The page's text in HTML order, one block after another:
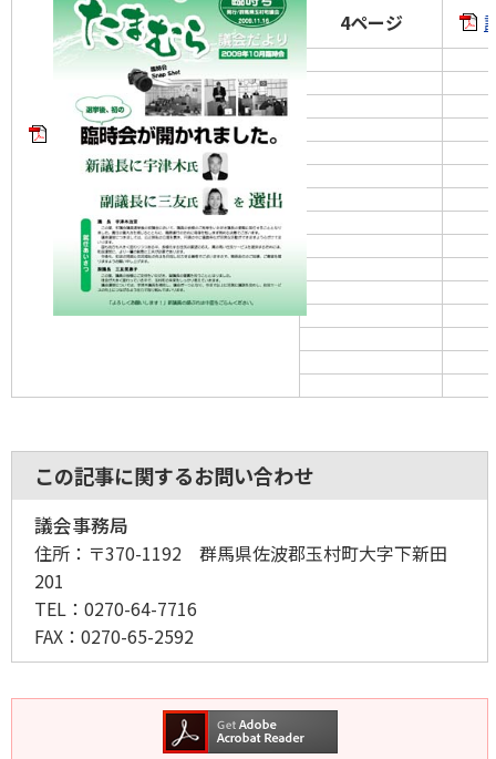
4ページ
この記事に関するお問い合わせ
議会事務局
住所： 〒370-1192 群馬県佐波郡玉村町大字下新田
201
TEL： 0270-64-7716
FAX： 0270-65-2592